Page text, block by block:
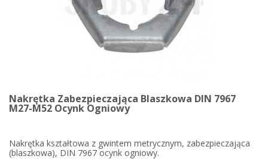
Nakrętka Zabezpieczająca Blaszkowa DIN 7967
M27-M52 Ocynk Ogniowy
Nakrętka kształtowa z gwintem metrycznym, zabezpieczająca
(blaszkowa), DIN 7967 ocynk ogniowy.